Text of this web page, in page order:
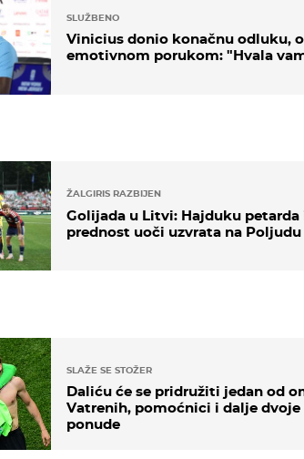
SLUŽBENO
Vinicius donio konačnu odluku,
emotivnom porukom: "Hvala
ŽALGIRIS RAZBIJEN
Golijada u Litvi: Hajduku petarda
prednost uoči uzvrata na Poljudu
SLAŽE SE STOŽER
Daliću će se pridružiti jedan od
Vatrenih, pomoćnici i dalje dvoje
ponude